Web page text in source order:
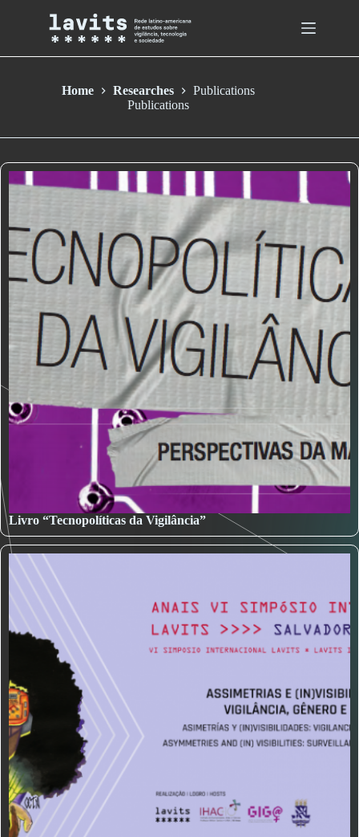
Home Researches
Publications
Publications
Livro “Tecnopolíticas da Vigilância”